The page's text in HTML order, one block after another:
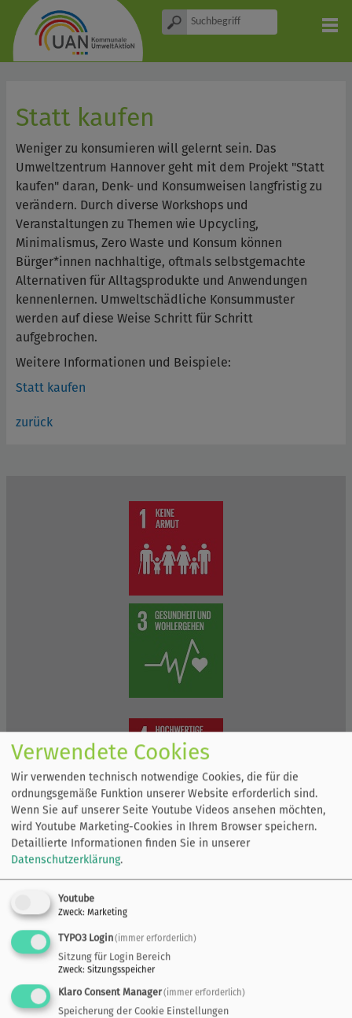
Statt kaufen
Weniger zu konsumieren will gelernt sein. Das
Umweltzentrum Hannover geht mit dem Projekt "Statt
kaufen" daran, Denk- und Konsumweisen langfristig zu
verändern. Durch diverse Workshops und
Veranstaltungen zu Themen wie Upcycling,
Minimalismus, Zero Waste und Konsum können
Bürger*innen nachhaltige, oftmals selbstgemachte
Alternativen für Alltagsprodukte und Anwendungen
kennenlernen. Umweltschädliche Konsummuster
werden auf diese Weise Schritt für Schritt
aufgebrochen.
Weitere Informationen und Beispiele:
Statt kaufen
zurück
Verwendete Cookies
Wir verwenden technisch notwendige Cookies, die für die
ordnungsgemäße Funktion unserer Website erforderlich sind.
Wenn Sie auf unserer Seite Youtube Videos ansehen möchten,
wird Youtube Marketing-Cookies in Ihrem Browser speichern.
Detaillierte Informationen finden Sie in unserer
Datenschutzerklärung.
Youtube
Zweck: Marketing
TYPO3 Login(immer erforderlich)
Sitzung für Login Bereich
Zweck: Sitzungsspeicher
Klaro Consent Manager(immer erforderlich)
Speicherung der Cookie Einstellungen